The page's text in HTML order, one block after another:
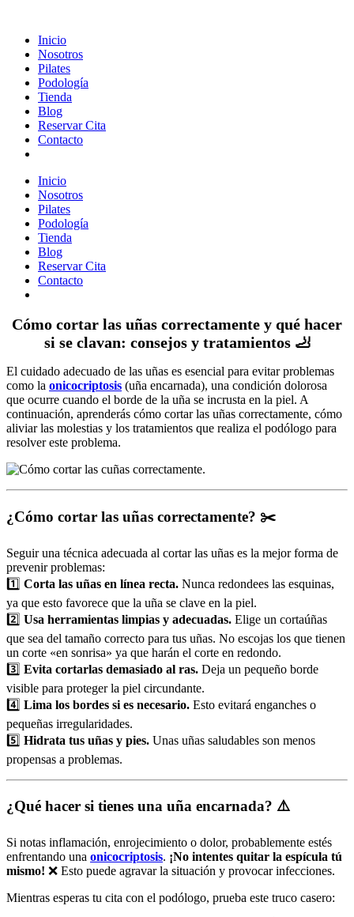
Inicio
Nosotros
Pilates
Podología
Tienda
Blog
Reservar Cita
Contacto
Inicio
Nosotros
Pilates
Podología
Tienda
Blog
Reservar Cita
Contacto
Cómo cortar las uñas correctamente y qué hacer
si se clavan: consejos y tratamientos 🦶
El cuidado adecuado de las uñas es esencial para evitar problemas
como la onicocriptosis (uña encarnada), una condición dolorosa
que ocurre cuando el borde de la uña se incrusta en la piel. A
continuación, aprenderás cómo cortar las uñas correctamente, cómo
aliviar las molestias y los tratamientos que realiza el podólogo para
resolver este problema.
¿Cómo cortar las uñas correctamente? ✂️
Seguir una técnica adecuada al cortar las uñas es la mejor forma de
prevenir problemas:
1️⃣ Corta las uñas en línea recta. Nunca redondees las esquinas,
ya que esto favorece que la uña se clave en la piel.
2️⃣ Usa herramientas limpias y adecuadas. Elige un cortaúñas
que sea del tamaño correcto para tus uñas. No escojas los que tienen
un corte «en sonrisa» ya que harán el corte en redondo.
3️⃣ Evita cortarlas demasiado al ras. Deja un pequeño borde
visible para proteger la piel circundante.
4️⃣ Lima los bordes si es necesario. Esto evitará enganches o
pequeñas irregularidades.
5️⃣ Hidrata tus uñas y pies. Unas uñas saludables son menos
propensas a problemas.
¿Qué hacer si tienes una uña encarnada? ⚠️
Si notas inflamación, enrojecimiento o dolor, probablemente estés
enfrentando una onicocriptosis. ¡No intentes quitar la espícula tú
mismo! ❌ Esto puede agravar la situación y provocar infecciones.
Mientras esperas tu cita con el podólogo, prueba este truco casero: